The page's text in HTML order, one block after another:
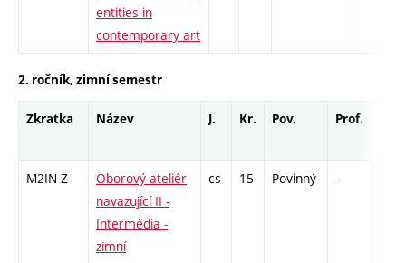
entities in
contemporary art
2. ročník, zimní semestr
Zkratka Název J. Kr. Pov. Prof.
M2IN-Z
Oborový ateliér
navazující II -
Intermédia -
zimní
cs 15 Povinný -